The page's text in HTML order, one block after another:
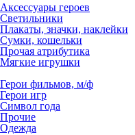
Аксессуары героев
Светильники
Плакаты, значки, наклейки
Сумки, кошельки
Прочая атрибутика
Мягкие игрушки
Герои фильмов, м/ф
Герои игр
Символ года
Прочие
Одежда